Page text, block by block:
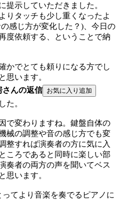
提示していただきました。
りタッチも少し重くなったよ
感じ方が変化した？)、今日の
度依頼する、ということで納
かでとても頼りになる方でし
思います。
さんの返信
た。
で変わりますね。鍵盤自体の
械の調整や音の感じ方でも変
整すれば演奏者の方に気に入
ころであると同時に楽しい部
奏者の両方の声を聞いてベス
思います。
ってより音楽を奏でるピアノに